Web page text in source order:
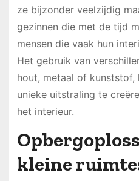
ze bijzonder veelzijdig
gezinnen die met de tijd
mensen die vaak hun
Het gebruik van
hout, metaal of kunststof,
unieke uitstraling te
het interieur.
kleine